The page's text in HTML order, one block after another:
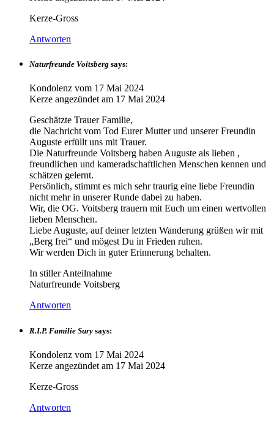
Kerze-Gross
Antworten
Naturfreunde Voitsberg says:
Kondolenz vom 17 Mai 2024
Kerze angezündet am 17 Mai 2024
Geschätzte Trauer Familie,
die Nachricht vom Tod Eurer Mutter und unserer Freundin
Auguste erfüllt uns mit Trauer.
Die Naturfreunde Voitsberg haben Auguste als lieben ,
freundlichen und kameradschaftlichen Menschen kennen und
schätzen gelernt.
Persönlich, stimmt es mich sehr traurig eine liebe Freundin
nicht mehr in unserer Runde dabei zu haben.
Wir, die OG. Voitsberg trauern mit Euch um einen wertvollen
lieben Menschen.
Liebe Auguste, auf deiner letzten Wanderung grüßen wir mit
„Berg frei“ und mögest Du in Frieden ruhen.
Wir werden Dich in guter Erinnerung behalten.
In stiller Anteilnahme
Naturfreunde Voitsberg
Antworten
R.I.P. Familie Sury says:
Kondolenz vom 17 Mai 2024
Kerze angezündet am 17 Mai 2024
Kerze-Gross
Antworten